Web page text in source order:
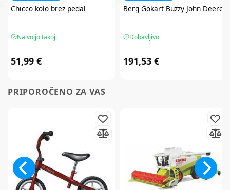
Chiccokolo brez pedal
Na voljo takoj
51,99 €
Berg Gokart Buzzy John Deere
Dobavljivo
191,53 €
PRIPOROČENO ZA VAS